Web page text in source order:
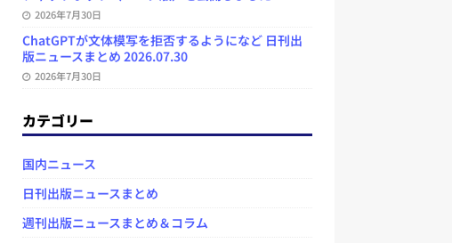
2026年7月30日
ChatGPTが文体模写を拒否するようになど 日刊出
版ニュースまとめ 2026.07.30
2026年7月30日
カテゴリー
国内ニュース
日刊出版ニュースまとめ
週刊出版ニュースまとめ＆コラム